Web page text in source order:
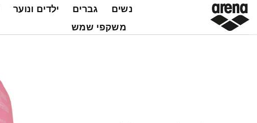
Skip
content
נשים גברים ילדים ונוער
משקפי שמש